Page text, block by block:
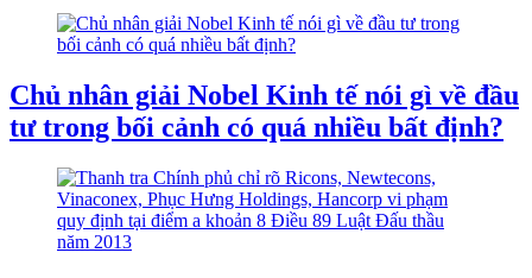
Chủ nhân giải Nobel Kinh tế nói gì về đầu
tư trong bối cảnh có quá nhiều bất định?